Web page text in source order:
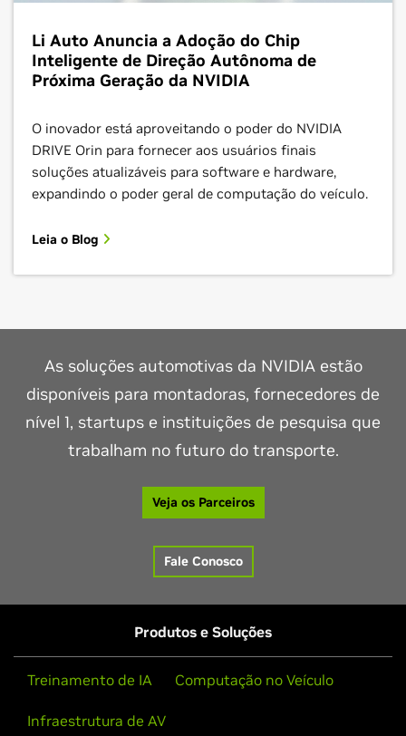
Li Auto Anuncia a Adoção do Chip
Inteligente de Direção Autônoma de
Próxima Geração da NVIDIA
O inovador está aproveitando o poder do NVIDIA
DRIVE Orin para fornecer aos usuários finais
soluções atualizáveis para software e hardware,
expandindo o poder geral de computação do veículo.
Leia o Blog
As soluções automotivas da NVIDIA estão
disponíveis para montadoras, fornecedores de
nível 1, startups e instituições de pesquisa que
trabalham no futuro do transporte.
Veja os Parceiros
Fale Conosco
Produtos e Soluções
Treinamento de IA Computação no Veículo
Infraestrutura de AV